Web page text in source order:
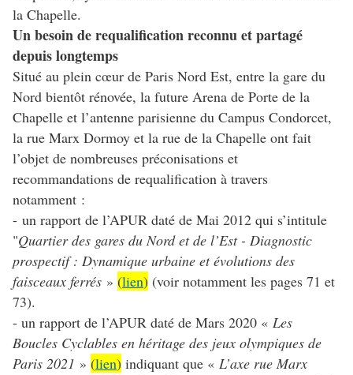
la Chapelle.
Un besoin de requalification reconnu et partagé
depuis longtemps
Situé au plein cœur de Paris Nord Est, entre la gare du
Nord bientôt rénovée, la future Arena de Porte de la
Chapelle et l’antenne parisienne du Campus Condorcet,
la rue Marx Dormoy et la rue de la Chapelle ont fait
l’objet de nombreuses préconisations et
recommandations de requalification à travers
notamment :
- un rapport de l’APUR daté de Mai 2012 qui s’intitule
"Quartier des gares du Nord et de l’Est - Diagnostic
prospectif : Dynamique urbaine et évolutions des
faisceaux ferrés » (lien) (voir notamment les pages 71 et
73).
- un rapport de l’APUR daté de Mars 2020 « Les
Boucles Cyclables en héritage des jeux olympiques de
Paris 2021 » (lien) indiquant que « L’axe rue Marx